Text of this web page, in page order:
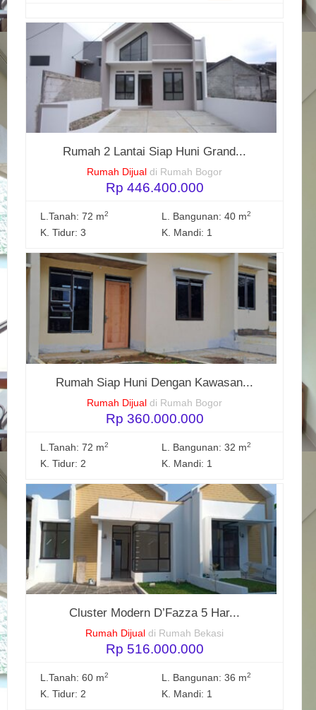
Rumah 2 Lantai Siap Huni Grand...
Rumah Dijual di Rumah Bogor
Rp 446.400.000
L.Tanah: 72 m2 L. Bangunan: 40 m2
K. Tidur: 3 K. Mandi: 1
Rumah Siap Huni Dengan Kawasan...
Rumah Dijual di Rumah Bogor
Rp 360.000.000
L.Tanah: 72 m2 L. Bangunan: 32 m2
K. Tidur: 2 K. Mandi: 1
Cluster Modern D’Fazza 5 Har...
Rumah Dijual di Rumah Bekasi
Rp 516.000.000
L.Tanah: 60 m2 L. Bangunan: 36 m2
K. Tidur: 2 K. Mandi: 1